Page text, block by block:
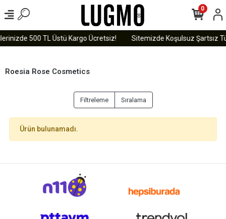
500 TL Üstü Kargo Ücretsiz! Sitemizde Koşulsuz Şartsız
0
Roesia Rose Cosmetics
Filtreleme Sıralama
Ürün bulunamadı.